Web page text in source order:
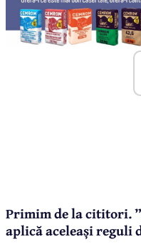
Primim de la cititori.
aplică aceleași reguli